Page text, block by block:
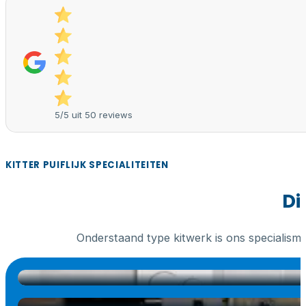
5/5 uit 50 reviews
KITTER PUIFLIJK SPECIALITEITEN
Onderstaand type kitwerk is ons